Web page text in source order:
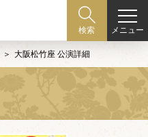
検索 メニュー
大阪松竹座 公演詳細